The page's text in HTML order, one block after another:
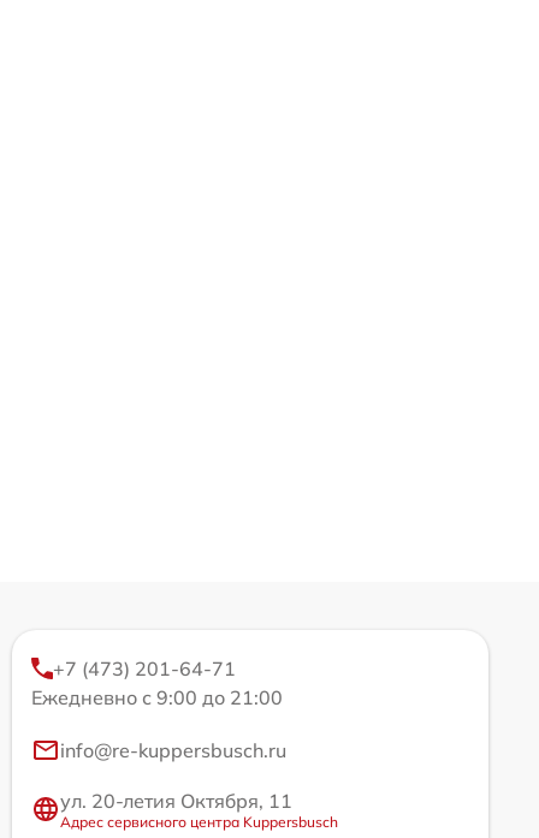
+7 (473) 201-64-71
Ежедневно с 9:00 до 21:00
info@re-kuppersbusch.ru
ул. 20-летия Октября, 11
Адрес сервисного центра Kuppersbusch